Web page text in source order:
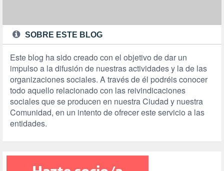
SOBRE ESTE BLOG
Este blog ha sido creado con el objetivo de dar un
impulso a la difusión de nuestras actividades y la de las
organizaciones sociales. A través de él podréis conocer
todo aquello relacionado con las reivindicaciones
sociales que se producen en nuestra Ciudad y nuestra
Comunidad, en un intento de ofrecer este servicio a las
entidades.